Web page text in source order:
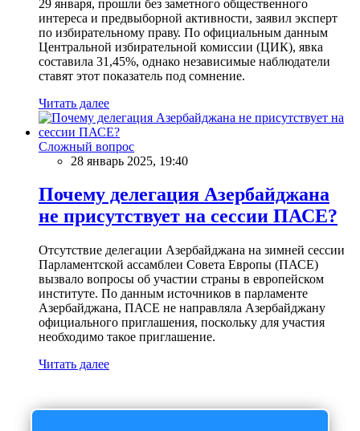
29 января, прошли без заметного общественного
интереса и предвыборной активности, заявил эксперт
по избирательному праву. По официальным данным
Центральной избирательной комиссии (ЦИК), явка
составила 31,45%, однако независимые наблюдатели
ставят этот показатель под сомнение.
Читать далее
Сложный вопрос
28 январь 2025, 19:40
Почему делегация Азербайджана
не присутствует на сессии ПАСЕ?
Отсутствие делегации Азербайджана на зимней сессии
Парламентской ассамблеи Совета Европы (ПАСЕ)
вызвало вопросы об участии страны в европейском
институте. По данным источников в парламенте
Азербайджана, ПАСЕ не направляла Азербайджану
официального приглашения, поскольку для участия
необходимо такое приглашение.
Читать далее